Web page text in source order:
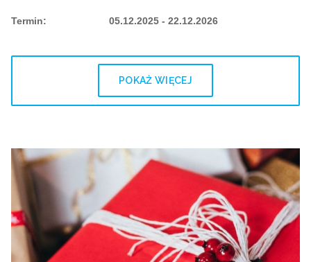
Termin: 05.12.2025 - 22.12.2026
POKAŻ WIĘCEJ